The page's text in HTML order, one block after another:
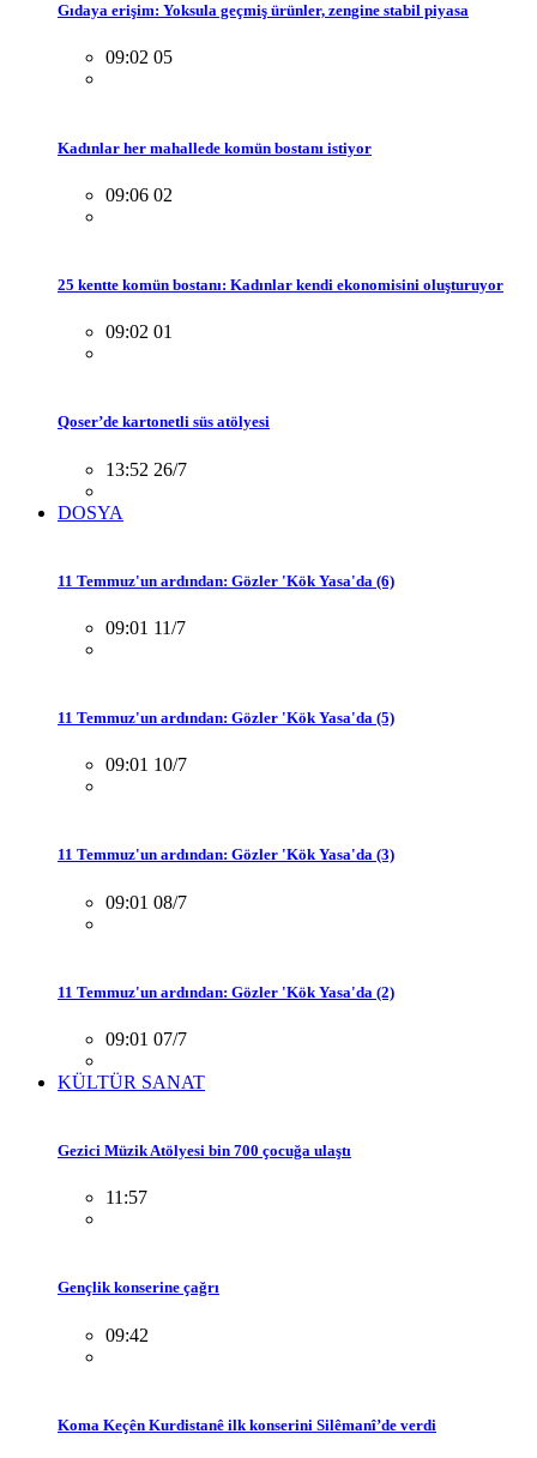
Gıdaya erişim: Yoksula geçmiş ürünler, zengine stabil piyasa
09:02 05
Kadınlar her mahallede komün bostanı istiyor
09:06 02
25 kentte komün bostanı: Kadınlar kendi ekonomisini oluşturuyor
09:02 01
Qoser’de kartonetli süs atölyesi
13:52 26/7
DOSYA
11 Temmuz'un ardından: Gözler 'Kök Yasa'da (6)
09:01 11/7
11 Temmuz'un ardından: Gözler 'Kök Yasa'da (5)
09:01 10/7
11 Temmuz'un ardından: Gözler 'Kök Yasa'da (3)
09:01 08/7
11 Temmuz'un ardından: Gözler 'Kök Yasa'da (2)
09:01 07/7
KÜLTÜR SANAT
Gezici Müzik Atölyesi bin 700 çocuğa ulaştı
11:57
Gençlik konserine çağrı
09:42
Koma Keçên Kurdistanê ilk konserini Silêmanî’de verdi